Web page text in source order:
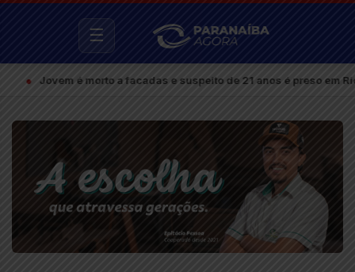
☰
é morto a facadas e suspeito de 21 anos é preso em Rio